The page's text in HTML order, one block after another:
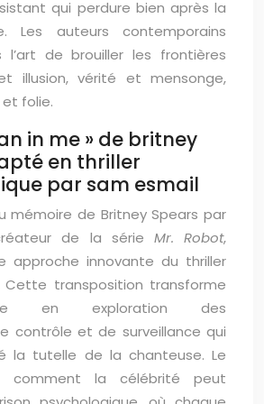
qui perdure bien après la
Les auteurs contemporains
l’art de brouiller les frontières
illusion, vérité et mensonge,
folie.
in me » de britney
en thriller
par sam esmail
mémoire de Britney Spears par
de la série Mr. Robot,
approche innovante du thriller
Cette transposition transforme
en exploration des
contrôle et de surveillance qui
la tutelle de la chanteuse. Le
comment la célébrité peut